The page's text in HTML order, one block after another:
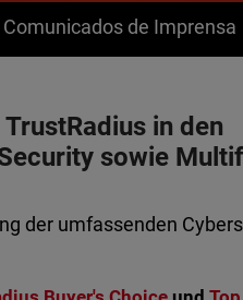
Comunicados de Imprensa
in den
sowie
der umfassenden